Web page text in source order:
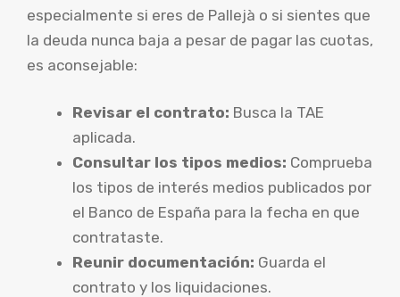
especialmente si eres de Pallejà o si sientes que
la deuda nunca baja a pesar de pagar las cuotas,
es aconsejable:
Revisar el contrato: Busca la TAE
aplicada.
Consultar los tipos medios: Comprueba
los tipos de interés medios publicados por
el Banco de España para la fecha en que
contrataste.
Reunir documentación: Guarda el
contrato y los liquidaciones.